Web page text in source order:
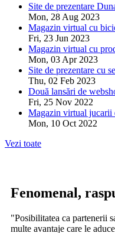
Site de prezentare
Mon, 28 Aug 2023
Magazin virtual cu
Fri, 23 Jun 2023
Magazin virtual cu
Mon, 03 Apr 2023
Site de prezentare cu
Thu, 02 Feb 2023
Două lansări de
Fri, 25 Nov 2022
Magazin virtual jucarii
Mon, 10 Oct 2022
Vezi toate
Fenomenal,
"Posibilitatea ca partenerii
multe avantaje care le